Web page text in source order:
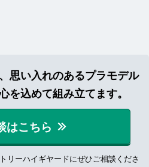
思い入れのあるプラモデル
を込めて組み立てます。
はこちら
リーハイギヤードにぜひご相談くださ